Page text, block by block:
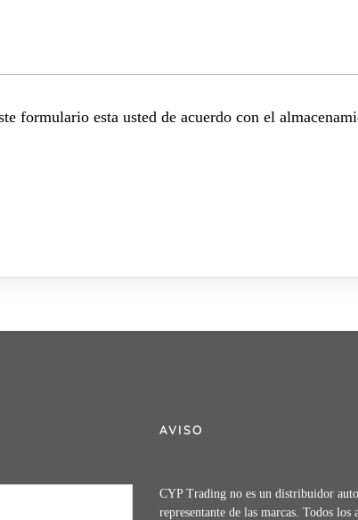
formulario esta usted de acuerdo con el
AVISO
CYP Trading no es un distribuidor
representante de las marcas. Todos